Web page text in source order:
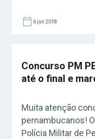
Pernambuco
6 jun 2018
Concurso PM
até o final e
Muita atenção
pernambucanos!
Polícia Militar de